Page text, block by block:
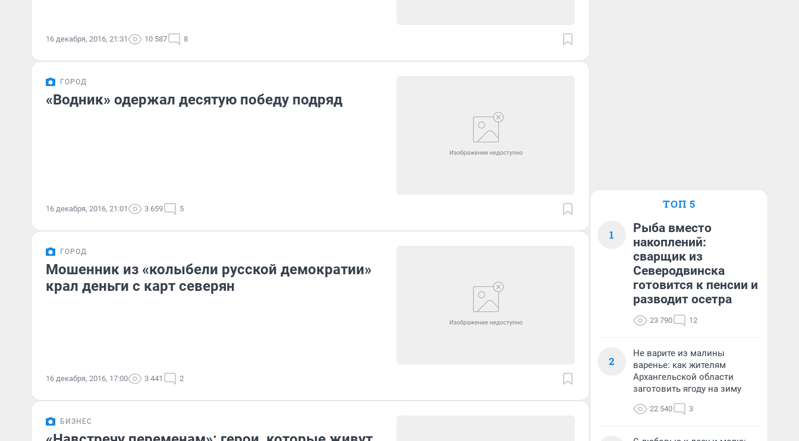
16 декабря, 2016, 21:31 10 587 8
ГОРОД
«Водник» одержал десятую победу подряд
16 декабря, 2016, 21:01 3 659 5
ГОРОД
Мошенник из «колыбели русской демократии»
крал деньги с карт северян
16 декабря, 2016, 17:00 3 441 2
БИЗНЕС
ТОП 5
1
Рыба вместо
накоплений:
сварщик из
Северодвинска
готовится к пенсии и
разводит осетра
23 790 12
2
Не варите из малины
варенье: как жителям
Архангельской области
заготовить ягоду на зиму
22 540 3